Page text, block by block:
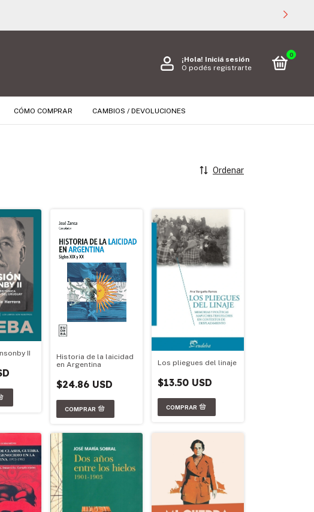
¡Hola! Iniciá sesión
O podés registrarte
0
CÓMO COMPRAR CAMBIOS / DEVOLUCIONES
Ordenar
II
Historia de la laicidad
en Argentina
$24.86 USD
Los pliegues del linaje
$13.50 USD